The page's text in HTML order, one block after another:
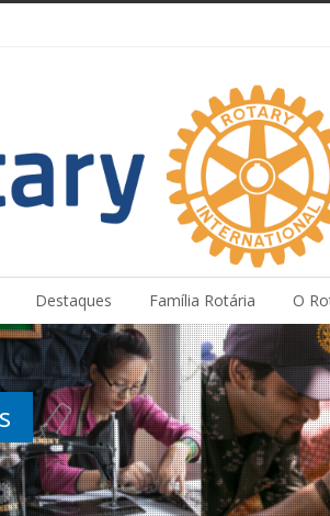
Destaques Família Rotária O